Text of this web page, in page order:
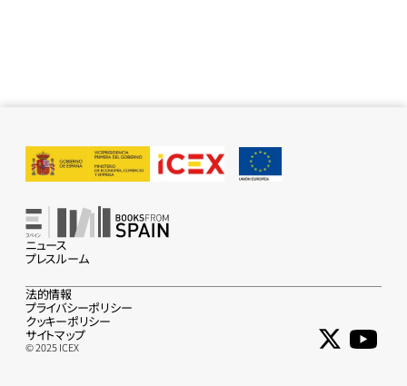
ニュース
プレスルーム
© 2025 ICEX
法的情報
プライバシーポリシー
クッキーポリシー
サイトマップ